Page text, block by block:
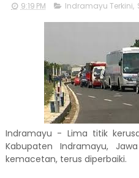
9:19 PM Indramayu Terkini,
Indramayu - Lima titik
Kabupaten Indramayu,
kemacetan, terus diperbaiki.